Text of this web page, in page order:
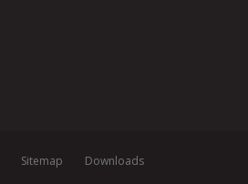
Sitemap Downloads